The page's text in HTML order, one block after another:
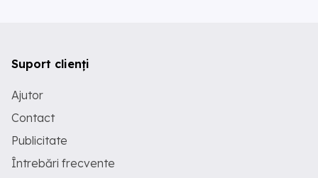
Suport clienți
Ajutor
Contact
Publicitate
Întrebări frecvente